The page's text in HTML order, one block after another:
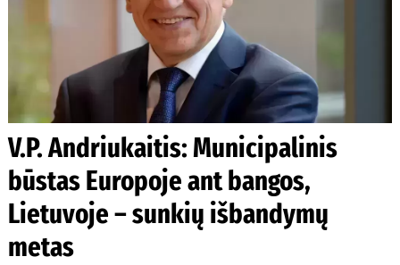
V.P. Andriukaitis: Municipalinis
būstas Europoje ant bangos,
Lietuvoje – sunkių išbandymų
metas